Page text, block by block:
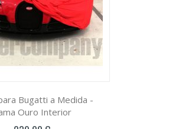
Bugatti a Medida -
Ouro Interior